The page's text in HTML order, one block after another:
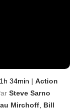
1h 34min | Action
Steve Sarno
Mirchoff Bill